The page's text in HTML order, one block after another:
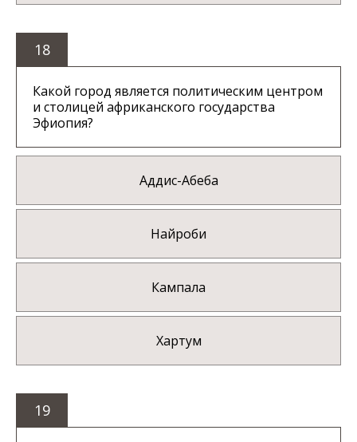
18
Какой город является политическим центром
и столицей африканского государства
Эфиопия?
Аддис-Абеба
Найроби
Кампала
Хартум
19